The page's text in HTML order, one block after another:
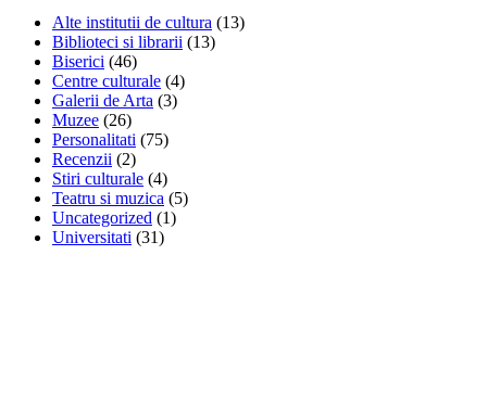
Alte institutii de cultura (13)
Biblioteci si librarii (13)
Biserici (46)
Centre culturale (4)
Galerii de Arta (3)
Muzee (26)
Personalitati (75)
Recenzii (2)
Stiri culturale (4)
Teatru si muzica (5)
Uncategorized (1)
Universitati (31)